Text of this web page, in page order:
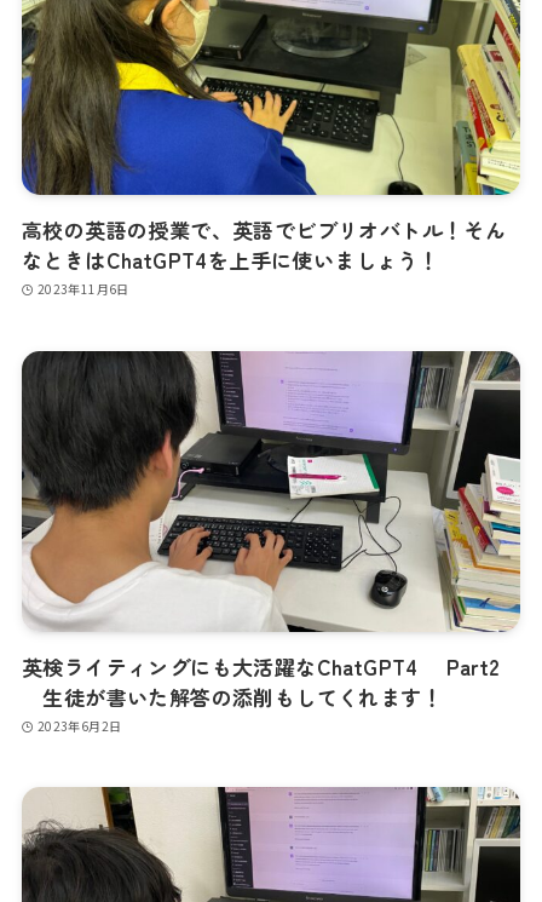
高校の英語の授業で、英語でビブリオバトル！そん
なときはChatGPT4を上手に使いましょう！
2023年11月6日
英検ライティングにも大活躍なChatGPT4 Part2
生徒が書いた解答の添削もしてくれます！
2023年6月2日